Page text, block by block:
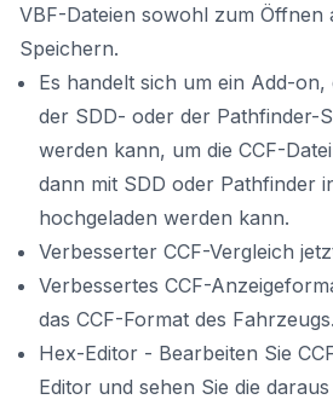
VBF-Dateien sowohl zum Öffnen
Speichern.
Es handelt sich um ein Add-on,
der SDD- oder der Pathfinder-
werden kann, um die CCF-
dann mit SDD oder Pathfinder
hochgeladen werden kann.
Verbesserter CCF-Vergleich
Verbessertes CCF-
das CCF-Format des Fahrzeugs.
Hex-Editor - Bearbeiten Sie
Editor und sehen Sie die